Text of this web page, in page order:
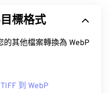
一款優秀的 ICO 檔案開
網路圖形 (PNG)
檔案小
是Google Chrome
標格式
他檔案轉換為 WebP
TIFF 到 WebP